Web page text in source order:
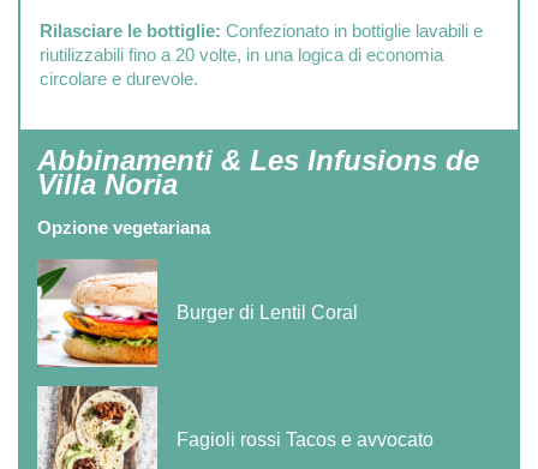
Rilasciare le bottiglie: Confezionato in bottiglie lavabili e
riutilizzabili fino a 20 volte, in una logica di economia
circolare e durevole.
Abbinamenti & Les Infusions de
Villa Noria
Opzione vegetariana
Burger di Lentil Coral
Fagioli rossi Tacos e avvocato